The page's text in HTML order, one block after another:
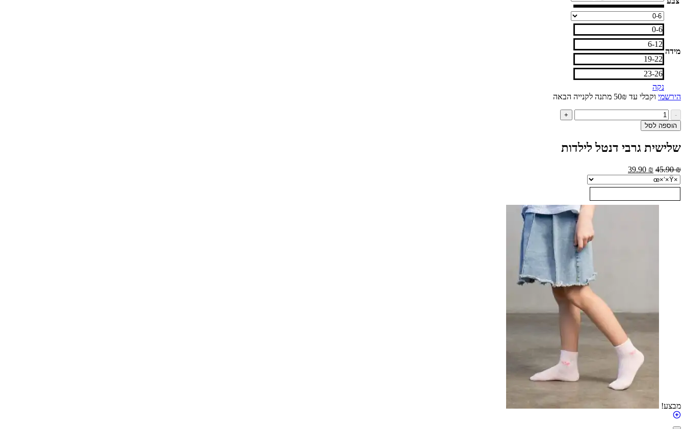
מידה
0-6
6-12
19-22
23-26
נקה
הירשמי וקבלי עד 50₪ מתנה לקנייה הבאה
-
כמות
של
שלישית
גרבי
דנטל
+
הוספה לסל
שלישית גרבי דנטל לילדות
45.90₪
המחיר
המקורי
היה:
39.90 ₪
הנוכחי
הוא:
מבצע!